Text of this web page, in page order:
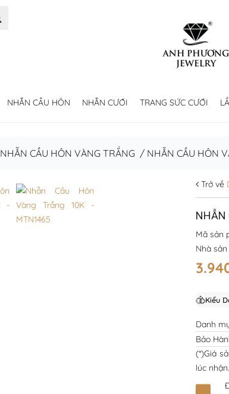
NHẪN CẦU HÔN NHẪN CƯỚI TRANG SỨC CƯỚI
NHẪN CẦU HÔN VÀNG TRẮNG / NHẪN CẦU HÔN
Trở về
NHẪN
Mã sản
Nhà
Kiểu
Danh
Bảo
(*)Giá
lúc